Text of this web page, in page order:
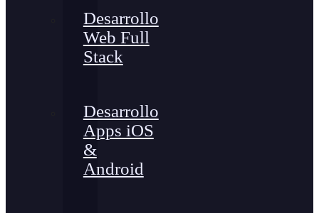
Desarrollo
Web Full
Stack
Desarrollo
Apps iOS
&
Android